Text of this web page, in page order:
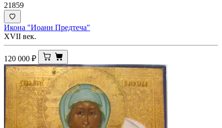
21859
Икона "Иоанн Предтеча"
XVII век.
120 000 ₽